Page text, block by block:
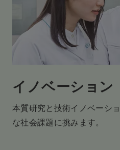
イノベーション
本質研究と技術イノベーシ
な社会課題に挑みます。